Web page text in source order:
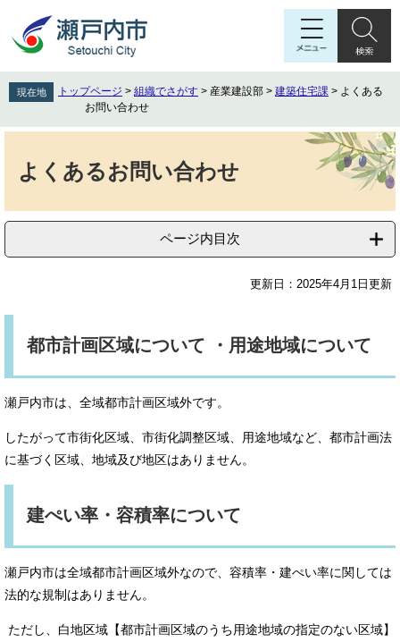
先
頭
を
飛
へ
現在地 トップページ > 組織でさがす > 産業建設部 > 建築住宅課 > よくある
お問い合わせ
よくあるお問い合わせ
ページ内目次
更新日：2025年4月1日更新
都市計画区域について ・用途地域について
瀬戸内市は、全域都市計画区域外です。
したがって市街化区域、市街化調整区域、用途地域など、都市計画法
に基づく区域、地域及び地区はありません。
建ぺい率・容積率について
瀬戸内市は全域都市計画区域外なので、容積率・建ぺい率に関しては
法的な規制はありません。
ただし、白地区域【都市計画区域のうち用途地域の指定のない区域】